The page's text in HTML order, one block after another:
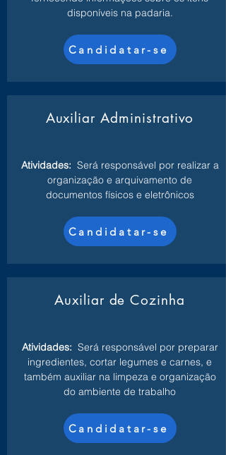
disponíveis na padaria.
Candidatar-se
Auxiliar Administrativo
Atividades: Será responsável por realizar a
organização e arquivamento de
documentos físicos e eletrônicos
Candidatar-se
Auxiliar de Cozinha
Atividades: Será responsável por preparar
ingredientes, cortar legumes e carnes, e
também auxiliar na limpeza e organização
do ambiente de trabalho
Candidatar-se